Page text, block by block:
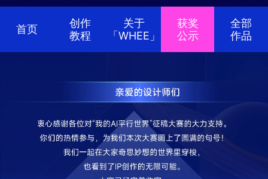
首页
创作
教程
关于
「WHEE」
获奖
公示
全部
作品